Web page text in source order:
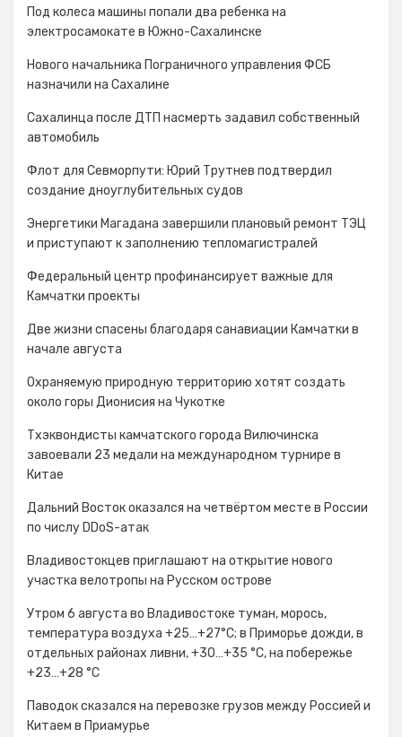
Под колеса машины попали два ребенка на
электросамокате в Южно-Сахалинске
Нового начальника Пограничного управления ФСБ
назначили на Сахалине
Сахалинца после ДТП насмерть задавил собственный
автомобиль
Флот для Севморпути: Юрий Трутнев подтвердил
создание дноуглубительных судов
Энергетики Магадана завершили плановый ремонт ТЭЦ
и приступают к заполнению тепломагистралей
Федеральный центр профинансирует важные для
Камчатки проекты
Две жизни спасены благодаря санавиации Камчатки в
начале августа
Охраняемую природную территорию хотят создать
около горы Дионисия на Чукотке
Тхэквондисты камчатского города Вилючинска
завоевали 23 медали на международном турнире в
Китае
Дальний Восток оказался на четвёртом месте в России
по числу DDoS-атак
Владивостокцев приглашают на открытие нового
участка велотропы на Русском острове
Утром 6 августа во Владивостоке туман, морось,
температура воздуха +25…+27°С; в Приморье дожди, в
отдельных районах ливни, +30…+35 °C, на побережье
+23…+28 °C
Паводок сказался на перевозке грузов между Россией и
Китаем в Приамурье